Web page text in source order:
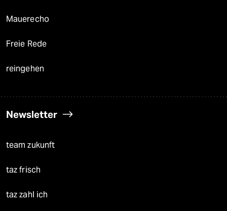
Mauerecho
Freie Rede
reingehen
Newsletter
team zukunft
taz frisch
taz zahl ich